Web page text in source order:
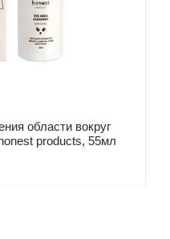
области вокруг
products, 55мл